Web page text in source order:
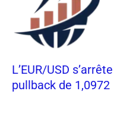
L’EUR/USD
pullback de 1,0972